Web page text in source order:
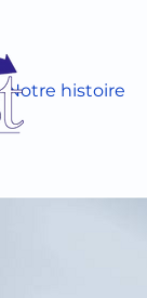
Notre histoire